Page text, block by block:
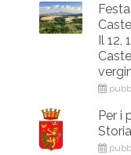
Il 12,
Per i